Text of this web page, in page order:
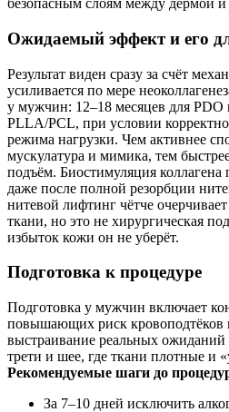
безопасным слоям между дермой
Ожидаемый эффект и его
Результат виден сразу за счёт
усиливается по мере
у мужчин: 12–18 месяцев для PDO
PLLA/PCL, при условии
режима нагрузки. Чем активнее
мускулатура и мимика, тем
подъём. Биостимуляция коллагена
даже после полной резорбции
нитевой лифтинг чётче
ткани, но это не хирургическая
избыток кожи он не уберёт.
Подготовка к процедуре
Подготовка у мужчин включает
повышающих риск кровоподтёков
выстраивание реальных
трети и шее, где ткани плотные и
Рекомендуемые шаги до
За 7–10 дней исключить